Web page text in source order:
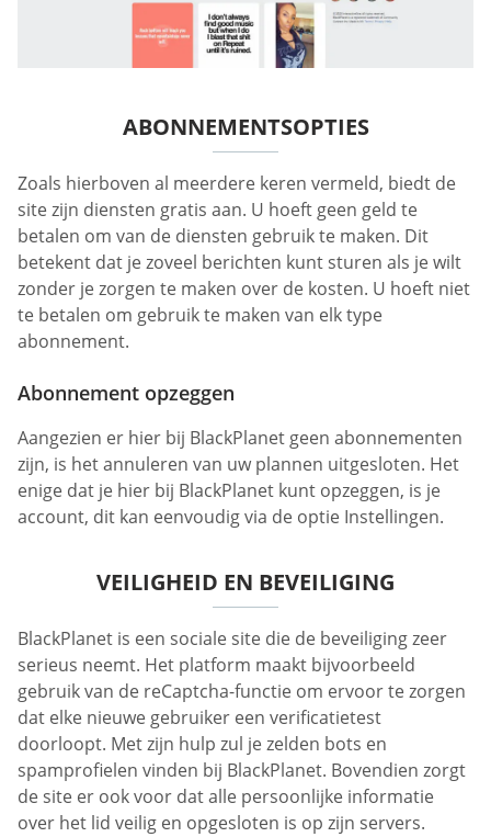
ABONNEMENTSOPTIES
Zoals hierboven al meerdere keren vermeld, biedt de
site zijn diensten gratis aan. U hoeft geen geld te
betalen om van de diensten gebruik te maken. Dit
betekent dat je zoveel berichten kunt sturen als je wilt
zonder je zorgen te maken over de kosten. U hoeft niet
te betalen om gebruik te maken van elk type
abonnement.
Abonnement opzeggen
Aangezien er hier bij BlackPlanet geen abonnementen
zijn, is het annuleren van uw plannen uitgesloten. Het
enige dat je hier bij BlackPlanet kunt opzeggen, is je
account, dit kan eenvoudig via de optie Instellingen.
VEILIGHEID EN BEVEILIGING
BlackPlanet is een sociale site die de beveiliging zeer
serieus neemt. Het platform maakt bijvoorbeeld
gebruik van de reCaptcha-functie om ervoor te zorgen
dat elke nieuwe gebruiker een verificatietest
doorloopt. Met zijn hulp zul je zelden bots en
spamprofielen vinden bij BlackPlanet. Bovendien zorgt
de site er ook voor dat alle persoonlijke informatie
over het lid veilig en opgesloten is op zijn servers.